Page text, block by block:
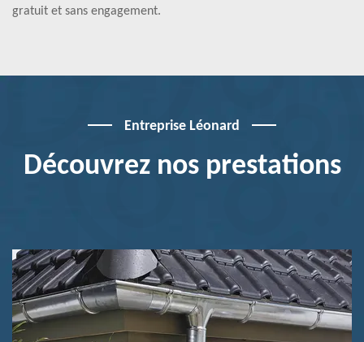
gratuit et sans engagement.
Entreprise Léonard
Découvrez nos prestations